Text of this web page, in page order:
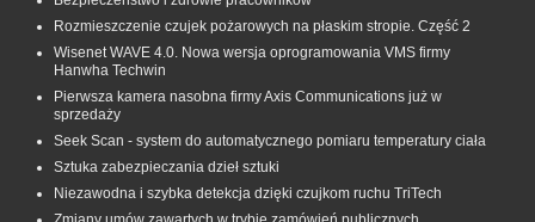
Rozmieszczenie czujek pożarowych na płaskim stropie. Część 2
Wisenet WAVE 4.0. Nowa wersja oprogramowania VMS firmy
Hanwha Techwin
Pierwsza kamera nasobna firmy Axis Communications już w
sprzedaży
Seek Scan - system do automatycznego pomiaru temperatury ciała
Sztuka zabezpieczania dzieł sztuki
Niezawodna i szybka detekcja dzięki czujkom ruchu TriTech